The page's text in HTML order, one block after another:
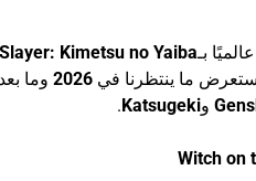
بـKimetsu no Yaiba
ما ينتظرنا في 2026 وما
وKatsugeki
.